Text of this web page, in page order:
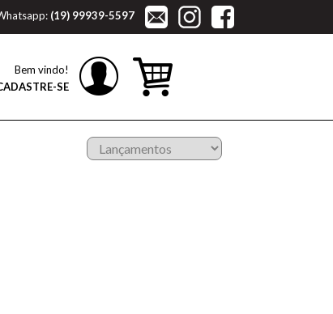
(19) 99939-5597
Bem vindo!
SE